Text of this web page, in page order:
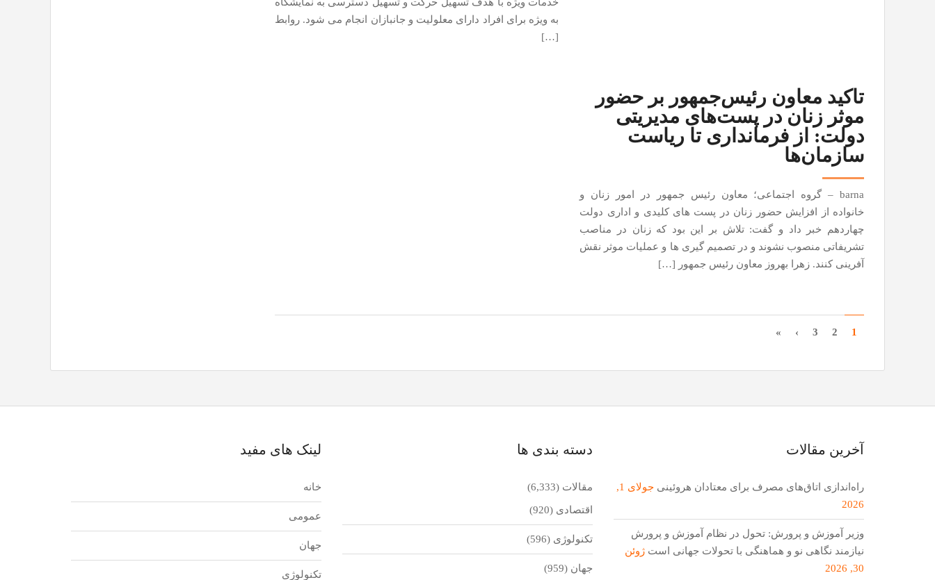
به ویژه برای افراد دارای معلولیت و جانبازان انجام می شود. روابط
[…]
تاکید معاون رئیس‌جمهور بر حضور
موثر زنان در پست‌های مدیریتی
دولت: از فرمانداری تا ریاست
سازمان‌ها
barna – گروه اجتماعی؛ معاون رئیس جمهور در امور زنان و
خانواده از افزایش حضور زنان در پست های کلیدی و اداری دولت
چهاردهم خبر داد و گفت: تلاش بر این بود که زنان در مناصب
تشریفاتی منصوب نشوند و در تصمیم گیری ها و عملیات موثر نقش
آفرینی کنند. زهرا بهروز معاون رئیس جمهور […]
1
2
3
›
»
آخرین مقالات
راه‌اندازی اتاق‌های مصرف برای معتادان هروئینی
جولای 1,
2026
وزیر آموزش و پرورش: تحول در نظام آموزش و پرورش
نیازمند نگاهی نو و هماهنگی با تحولات جهانی است ژوئن
30, 2026
دسته بندی ها
مقالات (6,333)
اقتصادی (920)
تکنولوژی (596)
جهان (959)
لینک های مفید
خانه
عمومی
جهان
تکنولوژی